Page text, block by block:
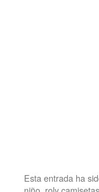
Esta entrada ha